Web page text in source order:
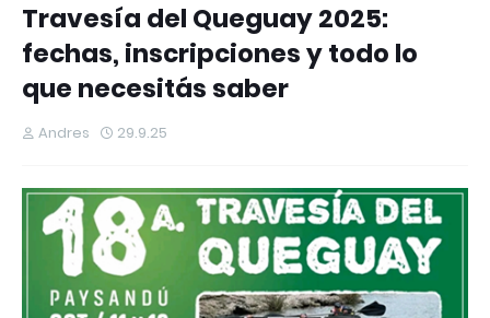
Travesía del Queguay 2025:
fechas, inscripciones y todo lo
que necesitás saber
Andres 29.9.25